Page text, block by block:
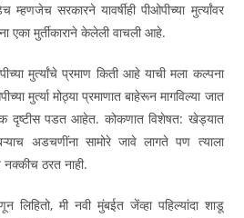
सरकारने यावर्षीही पीओपीच्या मुर्त्यांवर
एका मुर्तीकाराने केलेली वाचली आहे.
मुर्त्यांचे प्रमाण किती आहे याची मला कल्पना
मुर्त्या मोठ्या प्रमाणात बाहेरून मागविल्या जात
पडत आहेत. कोकणात विशेषत: खेड्यात
बऱ्याच अडचणींना सामोरे जावे लागते पण त्याला
नक्कीच ठरत नाही.
मी नवी मुंबईत जेंव्हा पहिल्यांदा शाडू